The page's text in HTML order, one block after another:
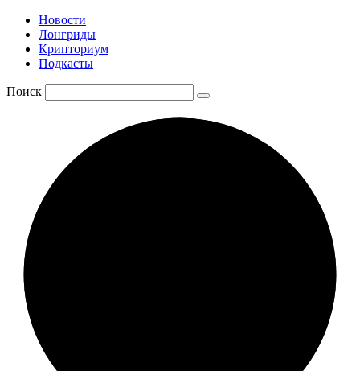
Новости
Лонгриды
Крипториум
Подкасты
Поиск